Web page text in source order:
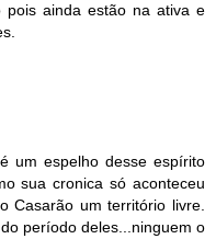
pois ainda estão na ativa e
um espelho desse espírito
sua cronica só aconteceu
Casarão um território livre.
período deles...ninguem o